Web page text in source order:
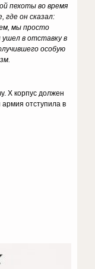
пехоты во время
где он сказал:
мы просто
ушел в отставку в
особую
X корпус должен
отступила в